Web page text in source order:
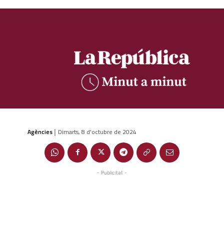
Agències | Dimarts, 8 d'octubre de 2024
- Publicitat -